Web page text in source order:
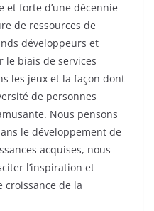
et forte d’une décennie
de ressources de
développeurs et
biais de services
les jeux et la façon dont
de personnes
Nous pensons
le développement de
acquises, nous
l’inspiration et
croissance de la